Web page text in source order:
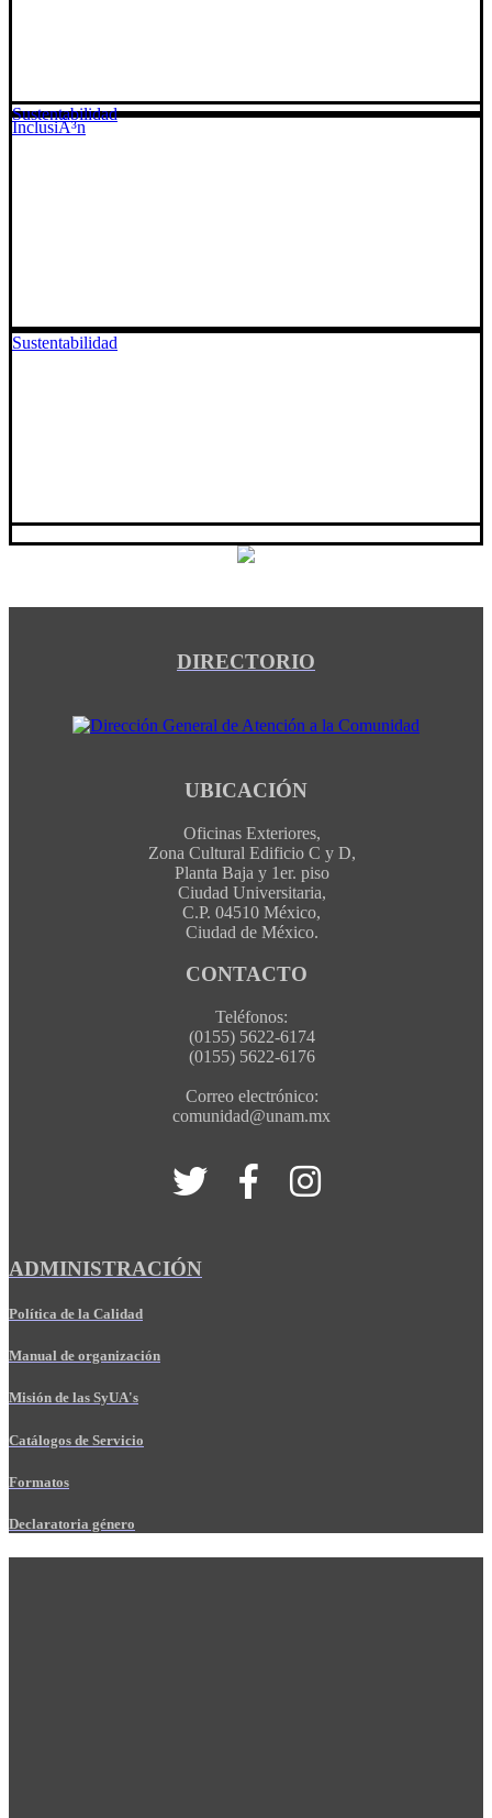
InclusiÃ³n
Sustentabilidad
Sustentabilidad
DIRECTORIO
UBICACIÓN
Oficinas Exteriores,
Zona Cultural Edificio C y D,
Planta Baja y 1er. piso
Ciudad Universitaria,
C.P. 04510 México,
Ciudad de México.
CONTACTO
Teléfonos:
(0155) 5622-6174
(0155) 5622-6176
Correo electrónico:
comunidad@unam.mx
ADMINISTRACIÓN
Política de la Calidad
Manual de organización
Misión de las SyUA's
Catálogos de Servicio
Formatos
Declaratoria género